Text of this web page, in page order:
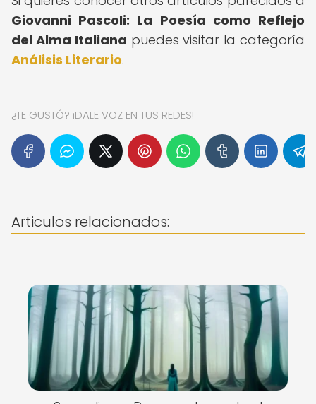
Giovanni Pascoli: La Poesía como Reflejo
del Alma Italiana puedes visitar la categoría
Análisis Literario.
¿TE GUSTÓ? ¡DALE VOZ EN TUS REDES!
Articulos relacionados: